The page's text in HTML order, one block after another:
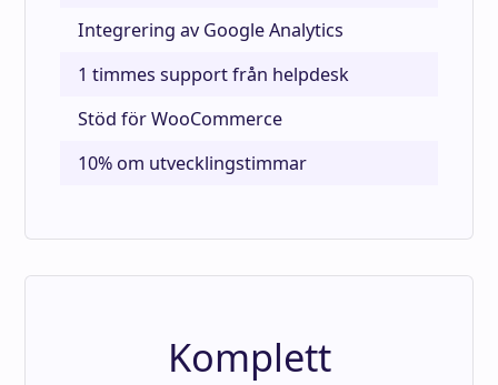
Integrering av Google Analytics
1 timmes support från helpdesk
Stöd för WooCommerce
10% om utvecklingstimmar
Komplett